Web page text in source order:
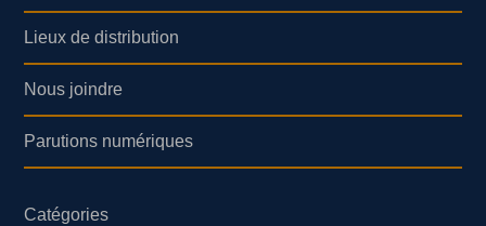
Lieux de distribution
Nous joindre
Parutions numériques
Catégories